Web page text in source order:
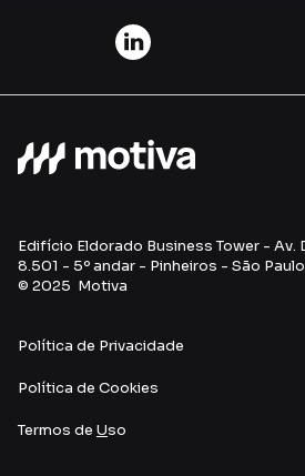
Edifício Eldorado Business Tower - Av.
8.501 - 5º andar - Pinheiros - São
© 2025 Motiva
Política de Privacidade
Política de Cookies
Termos de Uso